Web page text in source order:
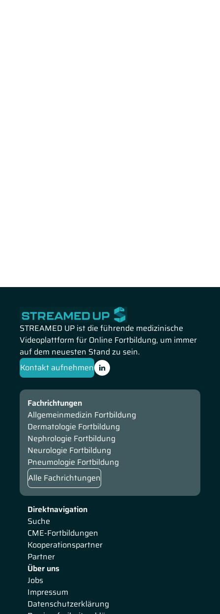
STREAMED UP ist die führende medizinische
Videoplattform für Online Fortbildung, um immer
auf dem neuesten Stand zu sein.
Kontakt aufnehmen
Direktnavigation
Suche
CME-Fortbildungen
Kooperationspartner
Partner
Über uns
Jobs
Impressum
Datenschutzerklärung
Fachrichtungen
Allgemeinmedizin Fortbildung
Dermatologie Fortbildung
Nephrologie Fortbildung
Neurologie Fortbildung
Pneumologie Fortbildung
Alle Fachrichtungen